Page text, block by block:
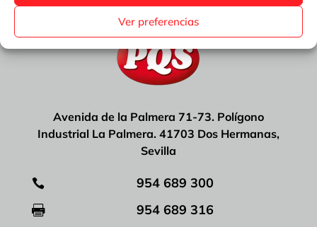
Ver preferencias
Avenida de la Palmera 71-73. Polígono
Industrial La Palmera. 41703 Dos Hermanas,
Sevilla
 954 689 300
 954 689 316